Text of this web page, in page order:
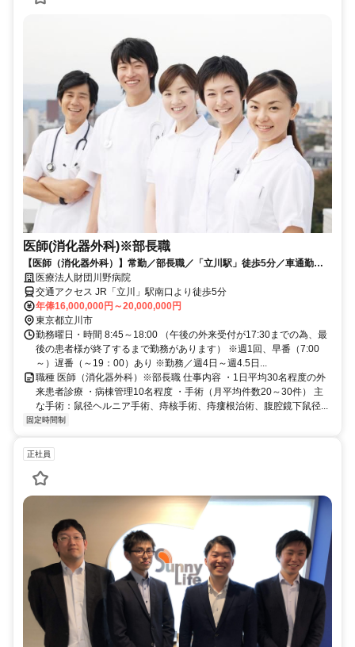
医師(消化器外科)※部長職
【医師（消化器外科）】常勤／部長職／「立川駅」徒歩5分／車通勤可
／待遇充実
医療法人財団川野病院
交通アクセス JR「立川」駅南口より徒歩5分
年俸16,000,000円～20,000,000円
東京都立川市
勤務曜日・時間 8:45～18:00 （午後の外来受付が17:30までの為、最
後の患者様が終了するまで勤務があります） ※週1回、早番（7:00
～）遅番（～19：00）あり ※勤務／週4日～週4.5日...
職種 医師（消化器外科）※部長職 仕事内容 ・1日平均30名程度の外
来患者診療 ・病棟管理10名程度 ・手術（月平均件数20～30件） 主
な手術：鼠径ヘルニア手術、痔核手術、痔瘻根治術、腹腔鏡下鼠径...
固定時間制
正社員